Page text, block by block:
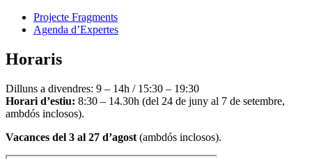
Projecte Fragments
Agenda d’Expertes
Horaris
Dilluns a divendres: 9 – 14h / 15:30 – 19:30
Horari d’estiu: 8:30 – 14.30h (del 24 de juny al 7 de setembre,
ambdós inclosos).
Vacances del 3 al 27 d’agost (ambdós inclosos).